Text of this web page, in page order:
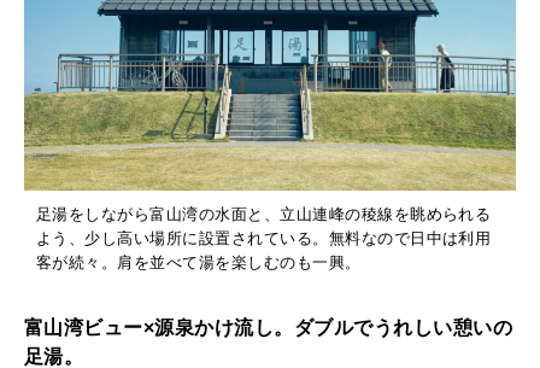
足湯をしながら富山湾の水面と、立山連峰の稜線を眺められる
よう、少し高い場所に設置されている。無料なので日中は利用
客が続々。肩を並べて湯を楽しむのも一興。
富山湾ビュー×源泉かけ流し。ダブルでうれしい憩いの
足湯。